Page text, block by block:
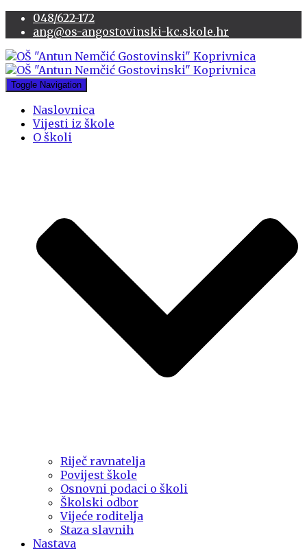
048/622-172
ang@os-angostovinski-kc.skole.hr
Toggle Navigation
Naslovnica
Vijesti iz škole
O školi
Riječ ravnatelja
Povijest škole
Osnovni podaci o školi
Školski odbor
Vijeće roditelja
Staza slavnih
Nastava